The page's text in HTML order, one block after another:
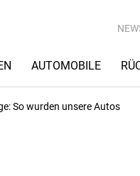
AUTOMOBILE
So wurden unsere Autos